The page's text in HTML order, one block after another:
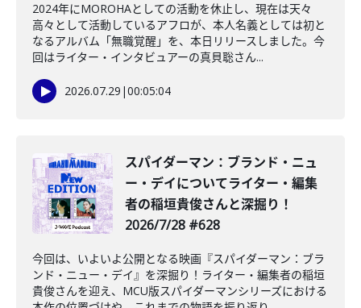
2024年にMOROHAとしての活動を休止し、現在は天々
高々として活動しているアフロが、本人名義としては初と
なるアルバム「無職覚醒」を、本日リリースしました。今
回はライター・インタビュアーの真貝聡さん...
2026.07.29 |00:05:04
️スパイダーマン：ブランド・ニュ
ー・デイについてライター・編集
者の稲垣貴俊さんと深掘り！
2026/7/28 #628
今回は、いよいよ公開となる映画『スパイダーマン：ブラ
ンド・ニュー・デイ』を深掘り！ライター・編集者の稲垣
貴俊さんを迎え、MCU版スパイダーマンシリーズにおける